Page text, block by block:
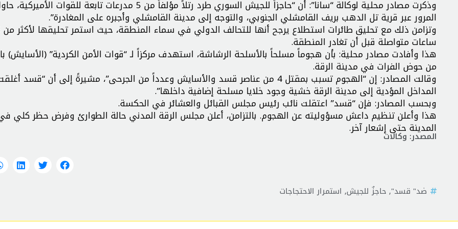
وذكرت مصادر محلية لوكالة “سانا”: أن “حاجزاً للجيش السوري طرد رتلاً مؤلفاً من 5 مدرعات تابعة للقوات
المرور عبر قرية تل الدهب بريف القامشلي الجنوبي، والتوجه إلى مدينة القامشلي وأجبره على المغادرة”.
ساعات متواصلة قبل أن تغادر المنطقة.
هذا وأفادت مصادر محلية: بأن هجوماً مسلحاً بالأسلحة الرشاشة، استهدف مركزاً لـ “قوات الأمن الكردية” (الأسايش)
من حوض الفرات في مدينة الرقة.
وقالت المصادر: إن “الهجوم تسبب بمقتل 4 من عناصر قسد والأسايش وعدداً من الجرحى”، مشيرةً إلى أن “قسد
المداخل المؤدية إلى مدينة الرقة خشية وجود خلايا مسلحة إضافية داخلها”.
وبحسب المصادر: فإن “قسد” اعتقلت نائب رئيس مجلس القبائل والعشائر في الحكسة.
هذا وأعلن تنظيم داعش مسؤوليته عن الهجوم. بالتزامن، أعلن مجلس الرقة المدني حالة الطوارئ وفرض حظر كلي
المدينة حتى إشعار آخر.
المصدر: وكالات
ضد" قسد", حاجزٌ للجيش, استمرار الاحتجاجات